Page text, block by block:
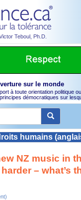
Teboul, Ph.D.
sur le monde
à toute orientation politique
démocratiques sur
humains
NZ music in
– what’s